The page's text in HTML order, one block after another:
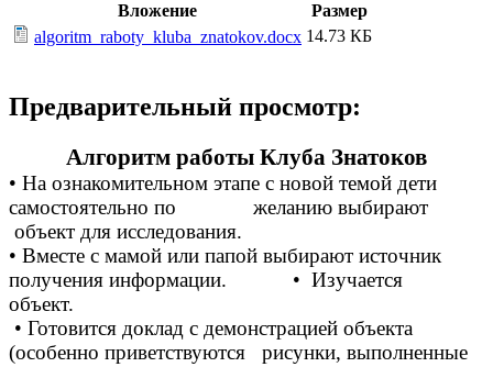
Вложение
Размер
algoritm_raboty_kluba_znatokov.docx 14.73 КБ
Предварительный просмотр:
Алгоритм работы Клуба Знатоков
• На ознакомительном этапе с новой темой дети
самостоятельно по желанию выбирают
объект для исследования.
• Вместе с мамой или папой выбирают источник
получения информации. • Изучается
объект.
• Готовится доклад с демонстрацией объекта
(особенно приветствуются рисунки, выполненные